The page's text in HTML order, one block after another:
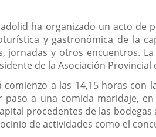
la
noticia
ha organizado un acto
y gastronómica de la
jornadas y otros encuentros.
de la Asociación
a las 14,15 horas
a una comida maridaje,
procedentes de las
de actividades como el